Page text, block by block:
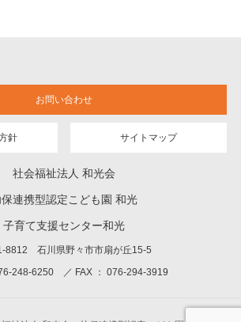
お問い合わせ
針 サイトマップ
社会福祉法人 和光会
連携型認定こども園 和光
子育て支援センター和光
8812 石川県野々市市扇が丘15-5
248-6250 ／ FAX ： 076-294-3919